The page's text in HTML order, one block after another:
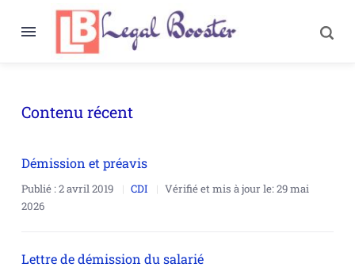
Contenu récent
Démission et préavis
Publié :2 avril 2019 CDI Vérifié et mis à jour le:29 mai
2026
Lettre de démission du salarié